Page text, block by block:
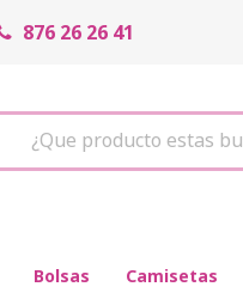
876 26 26 41
¿Que producto estas
Bolsas Camisetas